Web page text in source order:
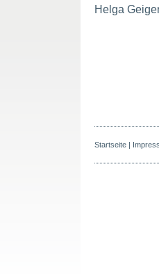
Helga
Startseite |